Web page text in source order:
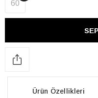
60
Ürün Özellikleri